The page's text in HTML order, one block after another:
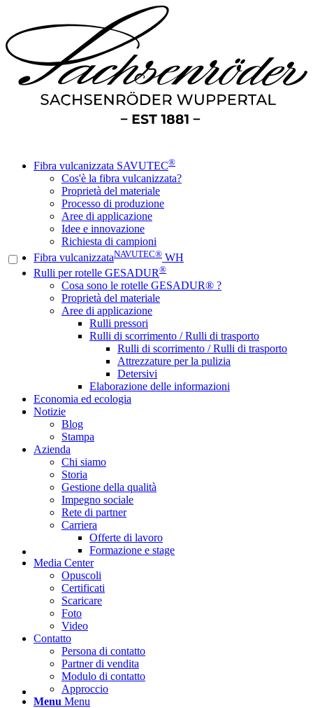
Fibra vulcanizzata SAVUTEC®
Cos'è la fibra vulcanizzata?
Proprietà del materiale
Processo di produzione
Aree di applicazione
Idee e innovazione
Richiesta di campioni
Fibra vulcanizzataNAVUTEC® WH
Rulli per rotelle GESADUR®
Cosa sono le rotelle GESADUR® ?
Proprietà del materiale
Aree di applicazione
Rulli pressori
Rulli di scorrimento / Rulli di trasporto
Rulli di scorrimento / Rulli di trasporto
Attrezzature per la pulizia
Detersivi
Elaborazione delle informazioni
Economia ed ecologia
Notizie
Blog
Stampa
Azienda
Chi siamo
Storia
Gestione della qualità
Impegno sociale
Rete di partner
Carriera
Offerte di lavoro
Formazione e stage
Media Center
Opuscoli
Certificati
Scaricare
Foto
Video
Contatto
Persona di contatto
Partner di vendita
Modulo di contatto
Approccio
Menu Menu